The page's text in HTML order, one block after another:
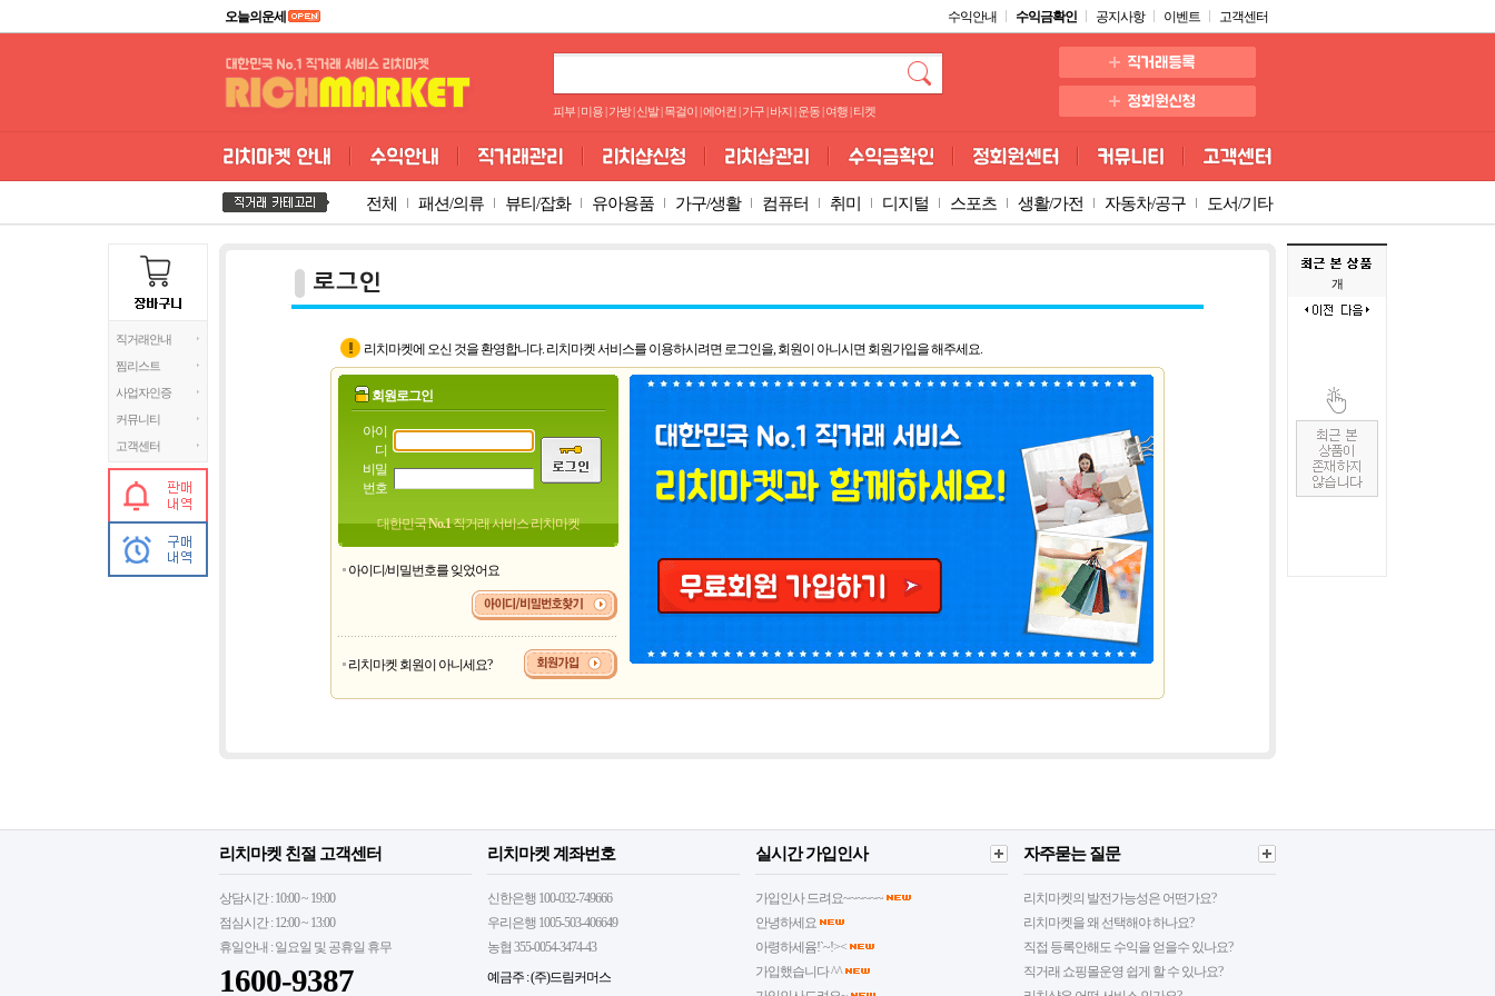
오늘의운세 수익안내 수익금확인 공지사항 이벤트 고객센터
피부 미용 가방 신발 목걸이 에어컨 가구 바지 운동 여행 티켓
전체 패션/의류 뷰티/잡화 유아용품 가구/생활 컴퓨터 취미 디지털 스포츠 생활/가전 자동차/공구 도서/기타
직거래안내
찜리스트
사업자인증
커뮤니티
고객센터
개
리치마켓에 오신 것을 환영합니다. 리치마켓 서비스를 이용하시려면 로그인을, 회원이 아니시면 회원가입을 해주세요.
회원로그인
아이
디
비밀
번호
대한민국No.1직거래 서비스 리치마켓
아이디/비밀번호를 잊었어요
리치마켓 회원이 아니세요?
리치마켓 친절 고객센터
상담시간 : 10:00 ~ 19:00
점심시간 : 12:00 ~ 13:00
휴일안내 : 일요일 및 공휴일 휴무
1600-9387
리치마켓 계좌번호
신한은행 100-032-749666
우리은행 1005-503-406649
농협 355-0054-3474-43
예금주 : (주)드림커머스
실시간 가입인사
가입인사 드려요~~~~~~
안녕하세요
아령하세윰!`~!><
가입했습니다 ^^
자주묻는 질문
리치마켓의 발전가능성은 어떤가요?
리치마켓을 왜 선택해야 하나요?
직접 등록안해도 수익을 얻을수 있나요?
직거래 쇼핑몰운영 쉽게 할 수 있나요?